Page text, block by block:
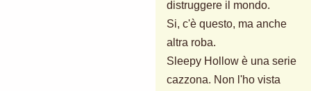
distruggere il mondo.
Si, c'è questo, ma anche
altra roba.
Sleepy Hollow è una serie
cazzona. Non l'ho vista